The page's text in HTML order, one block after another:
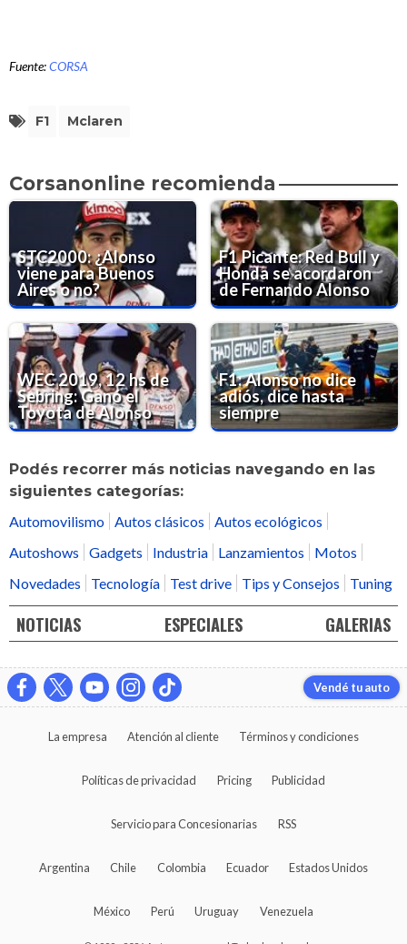
Fuente:CORSA
F1 Mclaren
Corsanonline recomienda
STC2000: ¿Alonso
viene para Buenos
Aires o no?
F1 Picante: Red Bull y
Honda se acordaron
de Fernando Alonso
WEC 2019, 12 hs de
Sebring: Ganó el
Toyota de Alonso
F1: Alonso no dice
adiós, dice hasta
siempre
Podés recorrer más noticias navegando en las
siguientes categorías:
Automovilismo Autos clásicos
Autos ecológicos
Autoshows
Gadgets Industria Lanzamientos
Motos
Novedades
Tecnología Test drive Tips y Consejos Tuning
NOTICIAS ESPECIALES GALERIAS
Vendé tu auto
La empresa Atención al cliente Términos y condiciones
Políticas de privacidad Pricing Publicidad
Servicio para Concesionarias RSS
Argentina Chile Colombia Ecuador Estados Unidos
México Perú Uruguay Venezuela